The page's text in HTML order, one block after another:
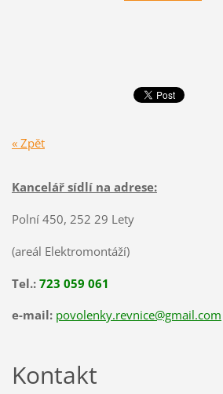
« Zpět
Kancelář sídlí na adrese:
Polní 450, 252 29 Lety
(areál Elektromontáží)
Tel.: 723 059 061
e-mail: povolenky.revnice@gmail.com
Kontakt